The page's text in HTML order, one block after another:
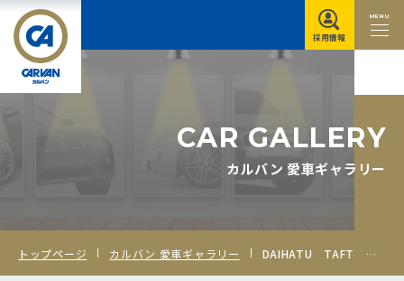
MENU
採用情報
CAR GALLERY
カルバン 愛車ギャラリー
トップページ カルバン 愛車ギャラリー DAIHATU TAFT × RAYS DAYTONA